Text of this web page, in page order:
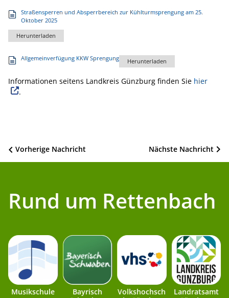
Straßensperren und Absperrbereich zur Kühlturmsprengung am 25.
Oktober 2025
Herunterladen
Allgemeinverfügung KKW Sprengung Herunterladen
Informationen seitens Landkreis Günzburg finden Sie hier
.
Beitragsnavigation Nächste Nachricht
Vorherige Nachricht
Rund um Rettenbach
Musikschule
Bayrisch
Volkshochsch
Landratsamt